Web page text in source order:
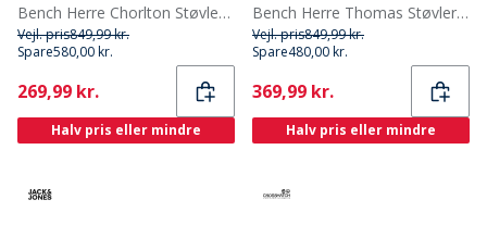
Bench Herre Chorlton Støvler Grå
Vejl. pris849,99 kr.
Spare580,00 kr.
Current
269,99 kr.
Halv pris eller mindre
Bench Herre Thomas Støvler Kamel
Vejl. pris849,99 kr.
Spare480,00 kr.
Current
369,99 kr.
Halv pris eller mindre